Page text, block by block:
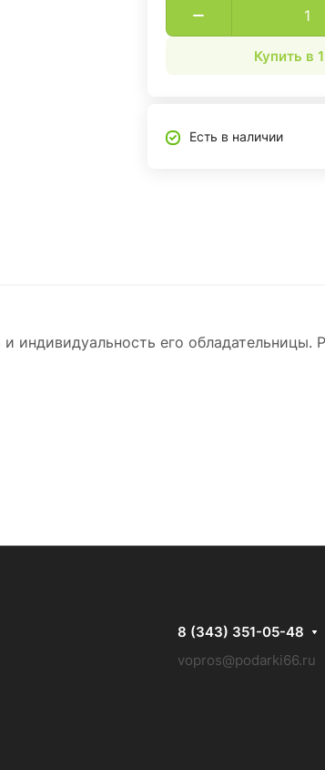
Купить в
Есть в наличии
индивидуальность его обладательницы.
8 (343) 351-05-48
vopros@podarki66.ru